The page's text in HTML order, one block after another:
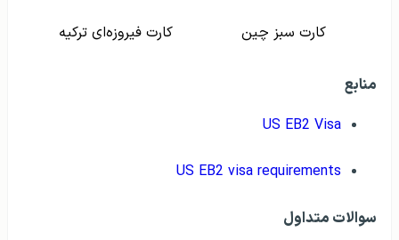
کارت سبز چین کارت فیروزه‌ای ترکیه
منابع
US EB2 Visa
US EB2 visa requirements
سوالات متداول